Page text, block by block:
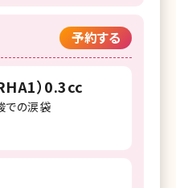
予約する
）0.3cc
での涙袋